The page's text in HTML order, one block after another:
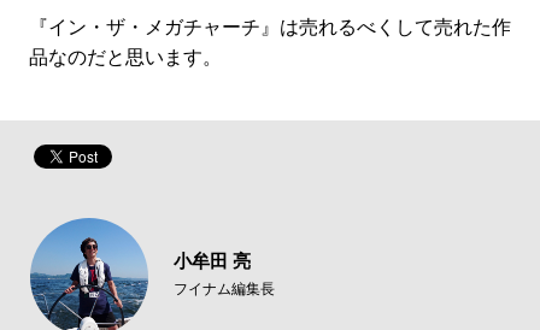
『イン・ザ・メガチャーチ』は売れるべくして売れた作
品なのだと思います。
小牟田 亮
フイナム編集長